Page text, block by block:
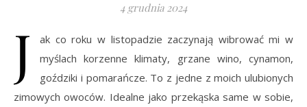
4 grudnia 2024
J
ak co roku w listopadzie zaczynają wibrować mi w
myślach korzenne klimaty, grzane wino, cynamon,
goździki i pomarańcze. To z jedne z moich ulubionych
zimowych owoców. Idealne jako przekąska same w sobie,